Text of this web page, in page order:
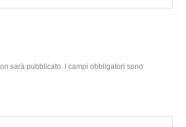
sarà pubblicato.
I campi obbligatori sono